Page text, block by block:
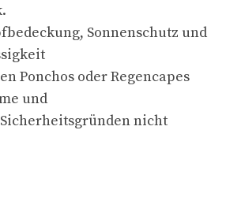
Sonnenschutz und
Ponchos oder Regencapes
und
nicht